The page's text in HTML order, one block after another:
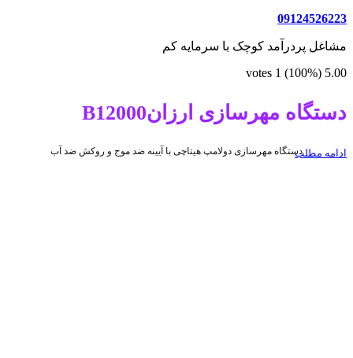
09124526223
مشاغل پردرآمد کوچک با سرمایه کم
5.00
(100%)
1
دستگاه مهرسازی ارزانB12000
دستگاه مهرسازی دولامپ هیتاچی با آیینه ضد موج و روکش ضد آبادامه مطلب